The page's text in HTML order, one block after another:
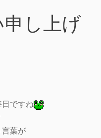
し上げ
ですね
葉が